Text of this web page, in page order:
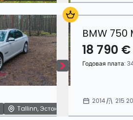
Tallinn, Эстония
BMW 750
18 790 €
Годовая плата:
2014 215